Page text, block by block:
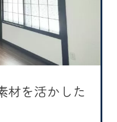
材を活かした